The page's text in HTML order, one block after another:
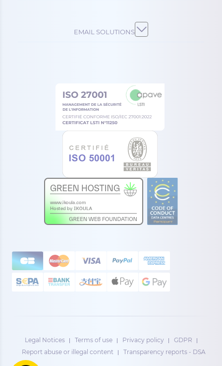
EMAIL SOLUTIONS
Legal Notices Terms of use Privacy policy
GDPR
Report abuse or illegal content
Transparency reports - DSA